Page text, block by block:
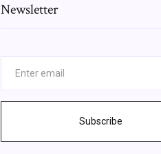
Newsletter
Subscribe